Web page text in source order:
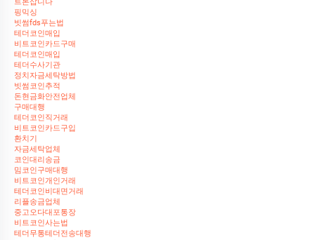
트론삽니다
핑믹싱
빗썸fds푸는법
테더코인매입
비트코인카드구매
테더코인매입
테더수사기관
정치자금세탁방법
빗썸코인추적
돈현금화안전업체
구매대행
테더코인직거래
비트코인카드구입
환치기
자금세탁업체
코인대리송금
밈코인구매대행
비트코인개인거래
테더코인비대면거래
리플송금업체
중고오다대포통장
비트코인사는법
테더무통테더전송대행